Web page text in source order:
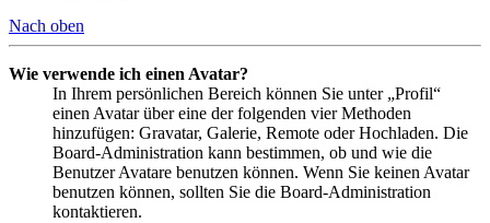
Nach oben
Wie verwende ich einen Avatar?
In Ihrem persönlichen Bereich können Sie unter „Profil“
einen Avatar über eine der folgenden vier Methoden
hinzufügen: Gravatar, Galerie, Remote oder Hochladen. Die
Board-Administration kann bestimmen, ob und wie die
Benutzer Avatare benutzen können. Wenn Sie keinen Avatar
benutzen können, sollten Sie die Board-Administration
kontaktieren.